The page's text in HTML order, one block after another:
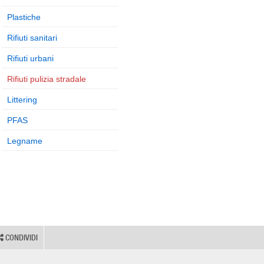
Plastiche
Rifiuti sanitari
Rifiuti urbani
Rifiuti pulizia stradale
Littering
PFAS
Legname
CONDIVIDI